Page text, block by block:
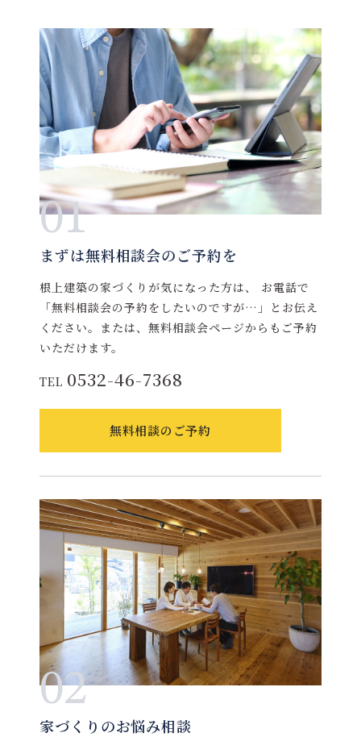
01
まずは無料相談会のご予約を
根上建築の家づくりが気になった方は、 お電話で
「無料相談会の予約をしたいのですが…」とお伝え
ください。または、無料相談会ページからもご予約
いただけます。
TEL 0532-46-7368
無料相談のご予約
02
家づくりのお悩み相談